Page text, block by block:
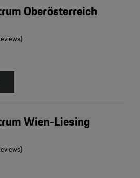
Oberösterreich
)
Wien-Liesing
)